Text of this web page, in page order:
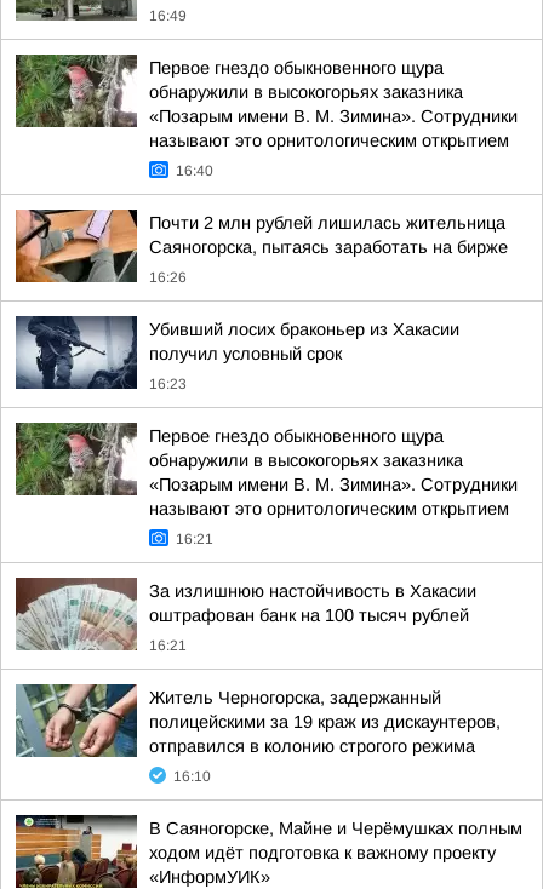
16:49
Первое гнездо обыкновенного щура
обнаружили в высокогорьях заказника
«Позарым имени В. М. Зимина». Сотрудники
называют это орнитологическим открытием
16:40
Почти 2 млн рублей лишилась жительница
Саяногорска, пытаясь заработать на бирже
16:26
Убивший лосих браконьер из Хакасии
получил условный срок
16:23
Первое гнездо обыкновенного щура
обнаружили в высокогорьях заказника
«Позарым имени В. М. Зимина». Сотрудники
называют это орнитологическим открытием
16:21
За излишнюю настойчивость в Хакасии
оштрафован банк на 100 тысяч рублей
16:21
Житель Черногорска, задержанный
полицейскими за 19 краж из дискаунтеров,
отправился в колонию строгого режима
16:10
В Саяногорске, Майне и Черёмушках полным
ходом идёт подготовка к важному проекту
«ИнформУИК»